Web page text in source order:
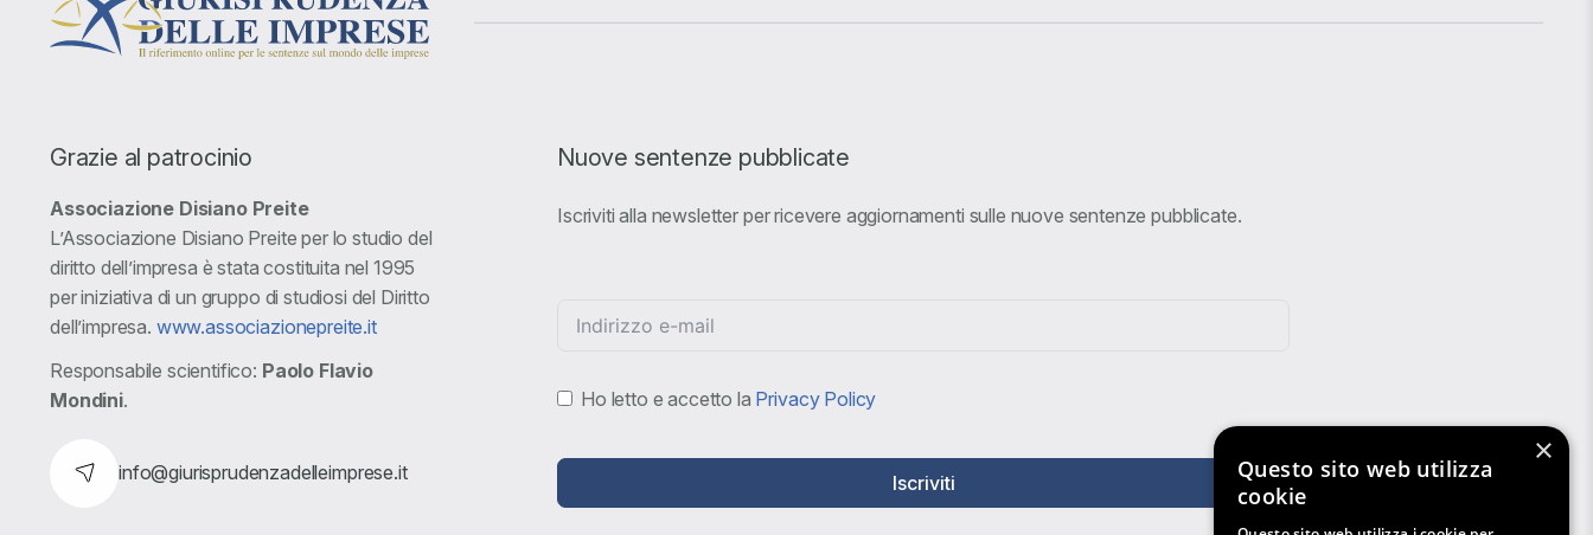
Grazie al patrocinio
Associazione Disiano Preite
L’Associazione Disiano Preite per lo studio del
diritto dell’impresa è stata costituita nel 1995
per iniziativa di un gruppo di studiosi del Diritto
dell’impresa. www.associazionepreite.it
Responsabile scientifico: Paolo Flavio
Mondini.
info@giurisprudenzadelleimprese.it
Nuove sentenze pubblicate
Iscriviti alla newsletter per ricevere aggiornamenti sulle nuove sentenze pubblicate.
Ho letto e accetto la Privacy Policy
Iscriviti
×
Questo sito web utilizza
cookie